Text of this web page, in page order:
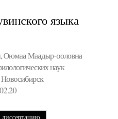
языка
Оюмаа Маадыр-ооловна
наук
Новосибирск